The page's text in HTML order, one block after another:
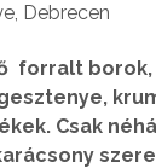
Debrecen
forralt borok,
Csak